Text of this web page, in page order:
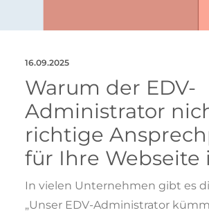
16.09.2025
Warum der EDV-
Administrator
richtige
für Ihre Webseite
In vielen Unternehmen gibt es
„Unser EDV-Administrator